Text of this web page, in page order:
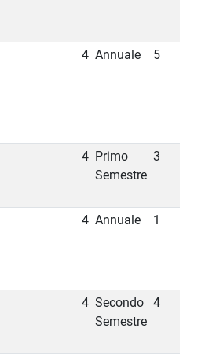
4 Annuale 5
4 Primo
Semestre
3
4 Annuale 1
4 Secondo
Semestre
4